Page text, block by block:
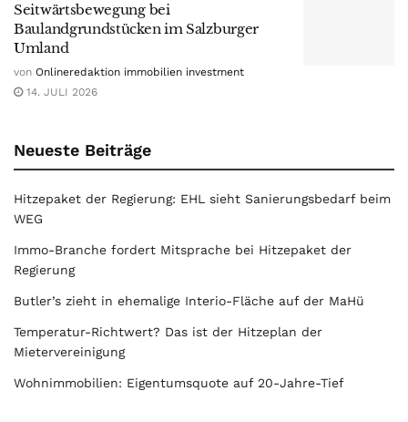
Seitwärtsbewegung bei
Baulandgrundstücken im Salzburger
Umland
von Onlineredaktion immobilien investment
14. JULI 2026
Neueste Beiträge
Hitzepaket der Regierung: EHL sieht Sanierungsbedarf beim
WEG
Immo-Branche fordert Mitsprache bei Hitzepaket der
Regierung
Butler’s zieht in ehemalige Interio-Fläche auf der MaHü
Temperatur-Richtwert? Das ist der Hitzeplan der
Mietervereinigung
Wohnimmobilien: Eigentumsquote auf 20-Jahre-Tief